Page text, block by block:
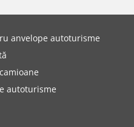
anvelope autoturisme
autoturisme